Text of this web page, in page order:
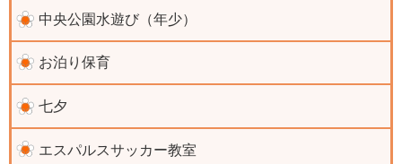
中央公園水遊び（年少）
お泊り保育
七夕
エスパルスサッカー教室